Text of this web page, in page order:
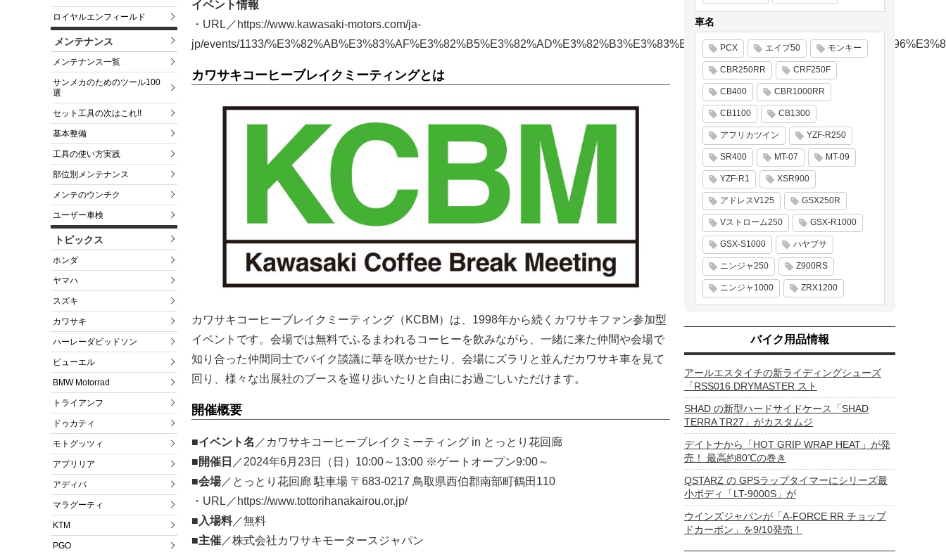
ロイヤルエンフィールド
メンテナンス
メンテナンス一覧
サンメカのためのツール100
選
セット工具の次はこれ!!
基本整備
工具の使い方実践
部位別メンテナンス
メンテのウンチク
ユーザー車検
トピックス
ホンダ
ヤマハ
スズキ
カワサキ
ハーレーダビッドソン
ビューエル
BMW Motorrad
トライアンフ
ドゥカティ
モトグッツィ
アプリリア
アディバ
マラグーティ
KTM
PGO
イベント情報
・URL／https://www.kawasaki-motors.com/ja-
jp/events/1133/
カワサキコーヒーブレイクミーティングとは
カワサキコーヒーブレイクミーティング（KCBM）は、1998年から続くカワサキファン参加型
イベントです。会場では無料でふるまわれるコーヒーを飲みながら、一緒に来た仲間や会場で
知り合った仲間同士でバイク談議に華を咲かせたり、会場にズラリと並んだカワサキ車を見て
回り、様々な出展社のブースを巡り歩いたりと自由にお過ごしいただけます。
開催概要
■イベント名 ／カワサキコーヒーブレイクミーティング in とっとり花回廊
■開催日 ／2024年6月23日（日）10:00～13:00 ※ゲートオープン9:00～
■会場／とっとり花回廊 駐車場 〒683-0217 鳥取県西伯郡南部町鶴田110
・URL／https://www.tottorihanakairou.or.jp/
■入場料／無料
■主催 ／株式会社カワサキモータースジャパン
車名
PCX エイプ50 モンキー
CBR250RR CRF250F
CB400 CBR1000RR
CB1100 CB1300
アフリカツイン YZF-R250
SR400 MT-07 MT-09
YZF-R1 XSR900
アドレスV125 GSX250R
Vストローム250 GSX-R1000
GSX-S1000 ハヤブサ
ニンジャ250 Z900RS
ニンジャ1000 ZRX1200
バイク用品情報
アールエスタイチの新ライディングシューズ
「RSS016 DRYMASTER スト
SHAD の新型ハードサイドケース「SHAD
TERRA TR27」がカスタムジ
デイトナから「HOT GRIP WRAP HEAT」が発
売！ 最高約80℃の巻き
QSTARZ の GPSラップタイマーにシリーズ最
小ボディ「LT-9000S」が
ウインズジャパンが「A-FORCE RR チョップ
ドカーボン」を9/10発売！